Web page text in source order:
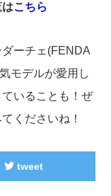
はこちら
ーチェ(FENDA
モデルが愛用し
いることも！ぜ
くださいね！
tweet